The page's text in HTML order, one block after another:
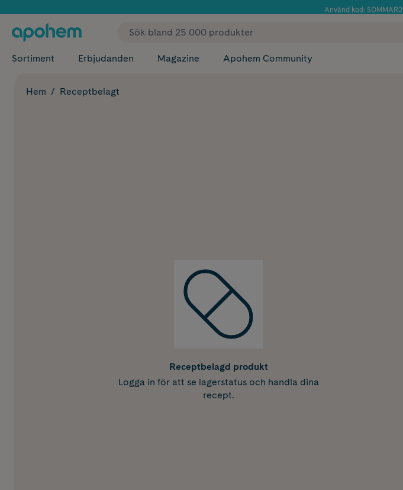
Använd kod:
✓ Fri frakt
Sortiment Erbjudanden Magazine Apohem Community
Hem Receptbelagt
Receptbelagd produkt
Logga in för att se lagerstatus och handla dina
recept.